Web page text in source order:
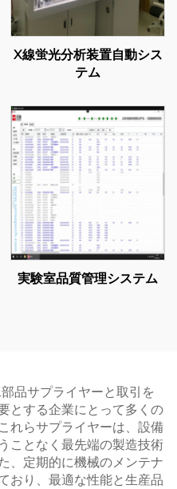
X線蛍光分析装置自動シス
テム
実験室品質管理システム
品サプライヤーと取引を
とする企業にとって多くの
れらサプライヤーは、設備
ことなく最先端の製造技術
、定期的に機械のメンテナ
おり、最適な性能と生産品